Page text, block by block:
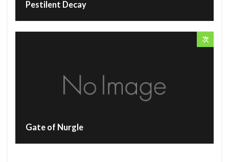
Pestilent Decay
次
Gate of Nurgle